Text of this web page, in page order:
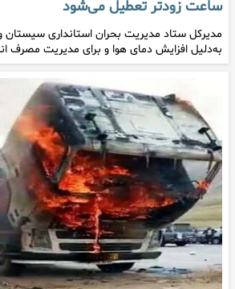
ساعت زودتر تعطیل می‌شود
مدیرکل ستاد مدیریت بحران استانداری
به‌دلیل افزایش دمای هوا و برای مدیریت مصرف